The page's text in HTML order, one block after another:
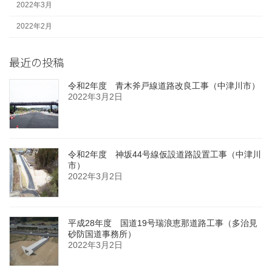
2022年3月
2022年2月
最近の投稿
令和2年度 青木斧戸線道路改良工事（中津川市）
2022年3月2日
令和2年度 神坂44号線仮設道路設置工事（中津川
市）
2022年3月2日
平成28年度 国道19号瑞浪恵那道路工事（多治見
砂防国道事務所）
2022年3月2日